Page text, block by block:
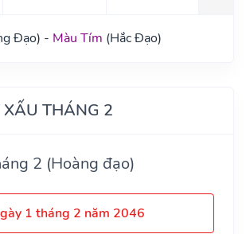
Đạo) - Màu Tím (Hắc Đạo)
XẤU THÁNG 2
2 (Hoàng đạo)
1 tháng 2 năm 2046